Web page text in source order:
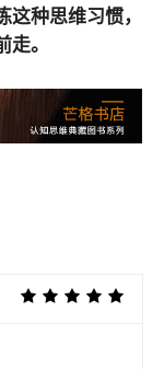
种思维习惯，
。